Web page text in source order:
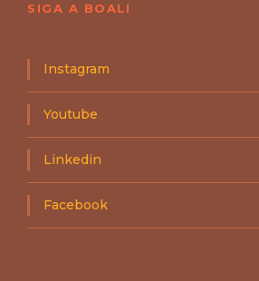
SIGA A BOALI
Instagram
Youtube
Linkedin
Facebook